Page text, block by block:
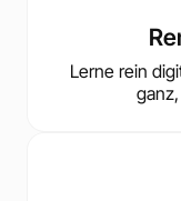
Lerne rein